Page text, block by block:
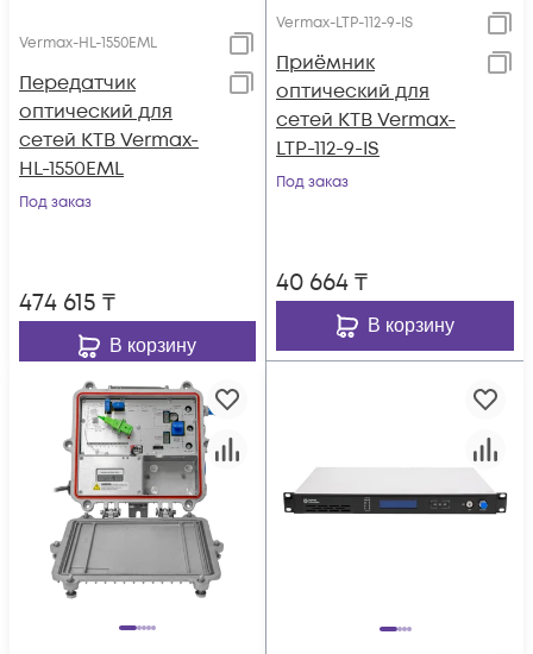
Vermax-HL-1550EML
Передатчик
оптический для
сетей КТВ Vermax-
HL-1550EML
Под заказ
474 615 ₸
В корзину
Vermax-LTP-112-9-IS
Приёмник
оптический для
сетей КТВ Vermax-
LTP-112-9-IS
Под заказ
40 664₸
В корзину